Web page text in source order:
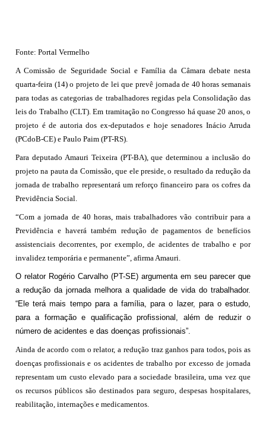
Fonte: Portal Vermelho
A Comissão de Seguridade Social e Família da Câmara debate nesta
quarta-feira (14) o projeto de lei que prevê jornada de 40 horas semanais
para todas as categorias de trabalhadores regidas pela Consolidação das
leis do Trabalho (CLT). Em tramitação no Congresso há quase 20 anos, o
projeto é de autoria dos ex-deputados e hoje senadores Inácio Arruda
(PCdoB-CE) e Paulo Paim (PT-RS).
Para deputado Amauri Teixeira (PT-BA), que determinou a inclusão do
projeto na pauta da Comissão, que ele preside, o resultado da redução da
jornada de trabalho representará um reforço financeiro para os cofres da
Previdência Social.
“Com a jornada de 40 horas, mais trabalhadores vão contribuir para a
Previdência e haverá também redução de pagamentos de benefícios
assistenciais decorrentes, por exemplo, de acidentes de trabalho e por
invalidez temporária e permanente”, afirma Amauri.
O relator Rogério Carvalho (PT-SE) argumenta em seu parecer que
a redução da jornada melhora a qualidade de vida do trabalhador.
“Ele terá mais tempo para a família, para o lazer, para o estudo,
para a formação e qualificação profissional, além de reduzir o
número de acidentes e das doenças profissionais”.
Ainda de acordo com o relator, a redução traz ganhos para todos, pois as
doenças profissionais e os acidentes de trabalho por excesso de jornada
representam um custo elevado para a sociedade brasileira, uma vez que
os recursos públicos são destinados para seguro, despesas hospitalares,
reabilitação, internações e medicamentos.